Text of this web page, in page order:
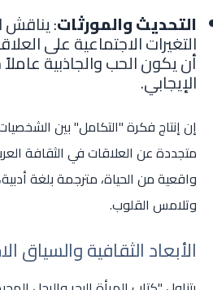
التحديث والمورثات: يناقش
التغيرات الاجتماعية على
أن يكون الحب والجاذبية عاملاً
الإيجابي.
إن إنتاج فكرة "التكامل" بين
متجددة عن العلاقات في الثقافة
واقعية من الحياة، مترجمة بلغة
وتلامس القلوب.
الأبعاد الثقافية والسياق